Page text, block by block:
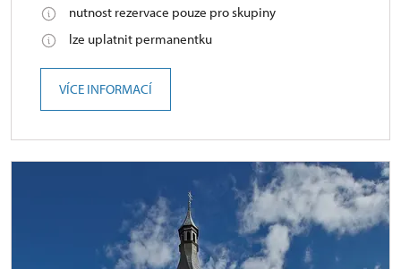
nutnost rezervace pouze pro skupiny
lze uplatnit permanentku
VÍCE INFORMACÍ